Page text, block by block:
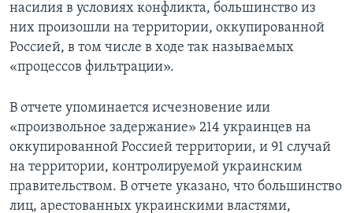
насилия в условиях конфликта, большинство из
них произошли на территории, оккупированной
Россией, в том числе в ходе так называемых
«процессов фильтрации».
В отчете упоминается исчезновение или
«произвольное задержание» 214 украинцев на
оккупированной Россией территории, и 91 случай
на территории, контролируемой украинским
правительством. В отчете указано, что большинство
лиц, арестованных украинскими властями,